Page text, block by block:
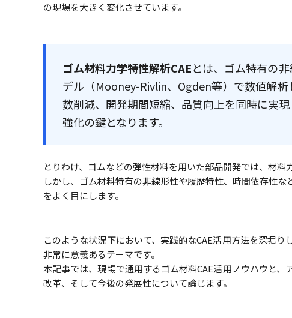
の現場を大きく変化させています。
ゴム材料力学特性解析CAEとは、ゴム特有の
デル（Mooney-Rivlin、Ogden等）で数値解
数削減、開発期間短縮、品質向上を同時に実
強化の鍵となります。
とりわけ、ゴムなどの弾性材料を用いた部品開発では、材料
しかし、ゴム材料特有の非線形性や履歴特性、時間依存性
をよく目にします。
このような状況下において、実践的なCAE活用方法を深堀
非常に意義あるテーマです。
本記事では、現場で通用するゴム材料CAE活用ノウハウと
改革、そして今後の発展性について論じます。